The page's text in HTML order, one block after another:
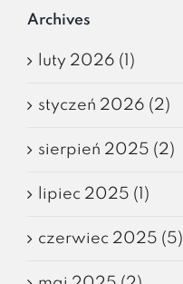
Archives
luty 2026 (1)
styczeń 2026 (2)
sierpień 2025 (2)
lipiec 2025 (1)
czerwiec 2025 (5)